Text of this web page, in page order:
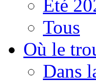
Été
Tous
Où le
Dans